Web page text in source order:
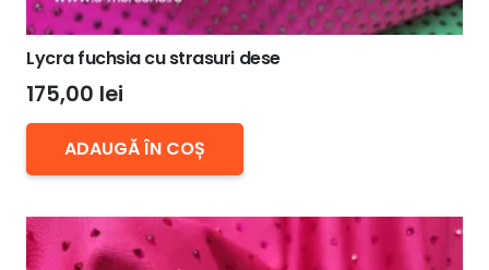
Lycra fuchsia cu strasuri dese
175,00 lei
ADAUGĂ ÎN COȘ